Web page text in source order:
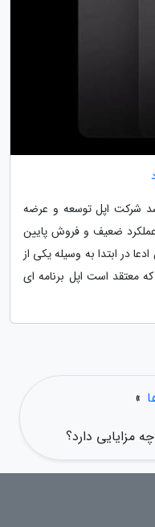
شرکت اپل توسعه و عرضه
عملکرد ضعیف و فروش پایین
در ابتدا به وسیله یکی از
معتقد است اپل برنامه ای
»